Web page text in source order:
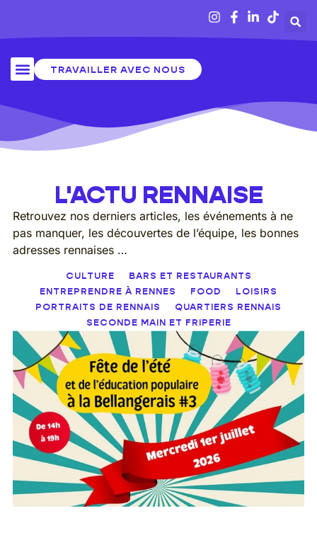
TRAVAILLER AVEC NOUS
L'ACTU RENNAISE
Retrouvez nos derniers articles, les événements à ne
pas manquer, les découvertes de l’équipe, les bonnes
adresses rennaises …
CULTURE
BARS ET RESTAURANTS
ENTREPRENDRE À RENNES
FOOD
LOISIRS
PORTRAITS DE RENNAIS
QUARTIERS RENNAIS
SECONDE MAIN ET FRIPERIE